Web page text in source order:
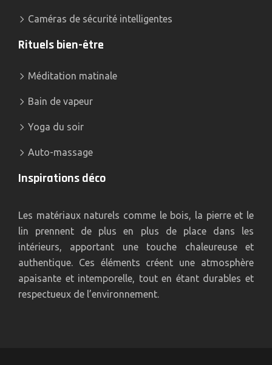
Caméras de sécurité intelligentes
Rituels bien-être
Méditation matinale
Bain de vapeur
Yoga du soir
Auto-massage
Inspirations déco
Les matériaux naturels comme le bois, la pierre et le
lin prennent de plus en plus de place dans les
intérieurs, apportant une touche chaleureuse et
authentique. Ces éléments créent une atmosphère
apaisante et intemporelle, tout en étant durables et
respectueux de l’environnement.